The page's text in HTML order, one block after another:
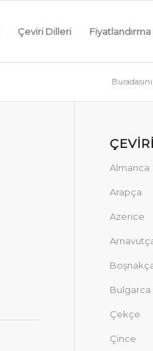
Çeviri Dilleri Fiyatlandırma
Almanca
Arapça
Azerice
Bulgarca
Çekçe
Çince